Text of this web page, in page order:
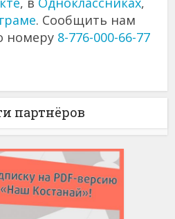
. Сообщить нам
номеру 8-776-000-66-77
партнёров